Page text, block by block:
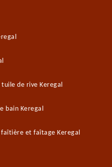
de rive Keregal
bain Keregal
et faîtage Keregal